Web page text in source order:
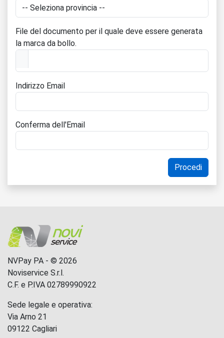
File del documento per il quale deve essere generata
la marca da bollo.
Indirizzo Email
Conferma dell'Email
NVPay PA - © 2026
Noviservice S.r.l.
C.F. e P.IVA 02789990922
Sede legale e operativa:
Via Arno 21
09122 Cagliari